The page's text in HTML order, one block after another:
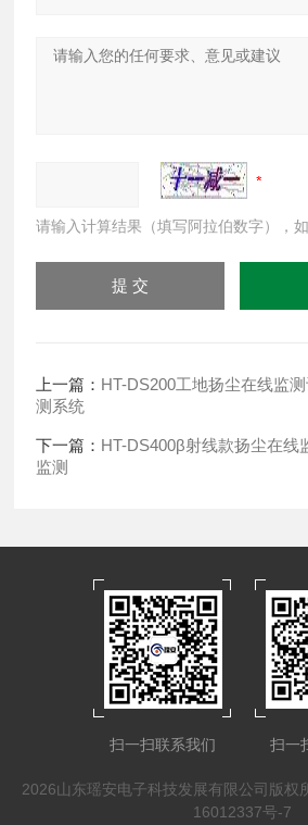
请输入计算结果（填写阿拉伯数字），
上一篇： HT-DS200工地扬尘在线监
测系统
下一篇： HT-DS400β射线款扬尘在线
监测
扫一扫联系我们 扫一
2026山东瑶安电子科技发展有限公司版
16012337号-7